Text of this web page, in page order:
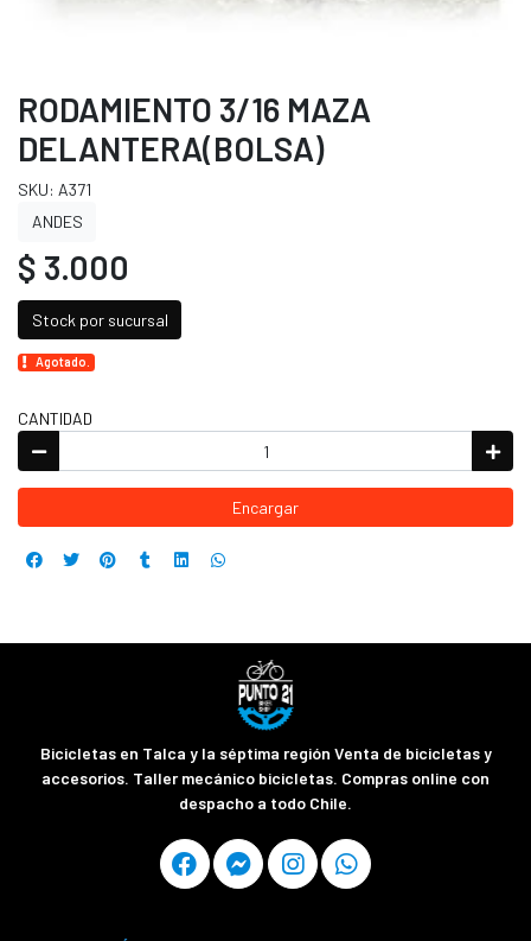
RODAMIENTO 3/16 MAZA
DELANTERA(BOLSA)
SKU: A371
ANDES
$ 3.000
Stock por sucursal
Agotado.
CANTIDAD
Encargar
Bicicletas en Talca y la séptima región Venta de bicicletas y
accesorios. Taller mecánico bicicletas. Compras online con
despacho a todo Chile.